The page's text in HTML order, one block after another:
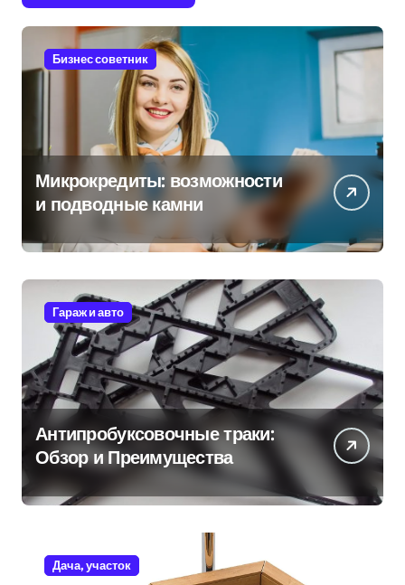
Бизнес советник
Микрокредиты: возможности
и подводные камни
Гараж и авто
Антипробуксовочные траки:
Обзор и Преимущества
Дача, участок